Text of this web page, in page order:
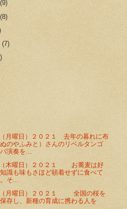
(9)
(8)
(7)
月曜日）２０２１ 去年の暮れに布
のやふみと）さんのリベルタンゴ
演奏を...
（木曜日）２０２１ お蕎麦は好
識も味もさほど頓着せずに食べて
そ...
（月曜日）２０２１ 全国の桜を
存し、新種の育成に携わる人を